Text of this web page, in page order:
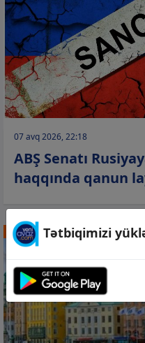
07 avq 2026, 22:18
ABŞ Senatı
haqqında qanun
DÜNYA Tətbiqimizi